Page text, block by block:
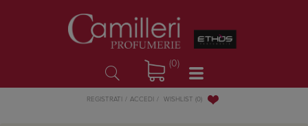
(0)
REGISTRATI ACCEDI WISHLIST (0)